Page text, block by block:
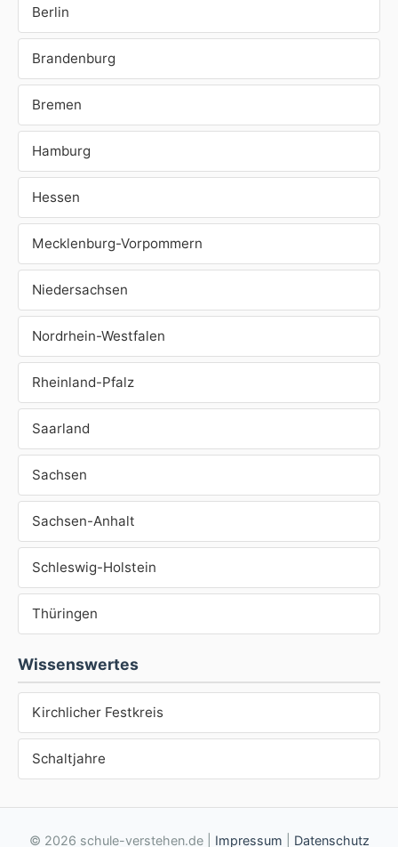
Berlin
Brandenburg
Bremen
Hamburg
Hessen
Mecklenburg-Vorpommern
Niedersachsen
Nordrhein-Westfalen
Rheinland-Pfalz
Saarland
Sachsen
Sachsen-Anhalt
Schleswig-Holstein
Thüringen
Wissenswertes
Kirchlicher Festkreis
Schaltjahre
© 2026 schule-verstehen.de | Impressum Datenschutz